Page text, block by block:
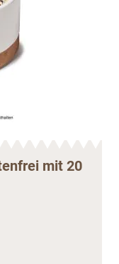
mit 20